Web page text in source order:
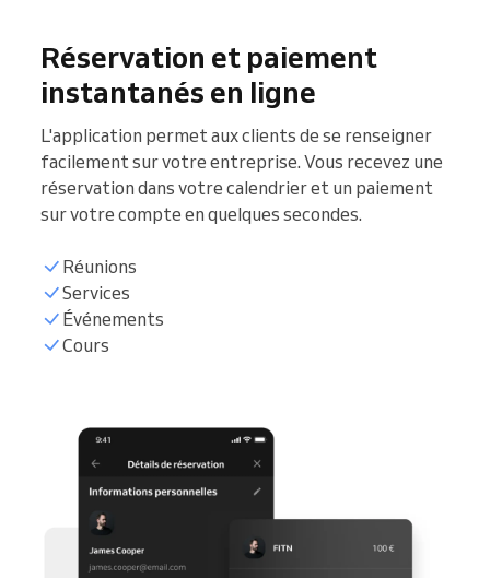
Réservation et paiement
instantanés en ligne
L'application permet aux clients de se renseigner
facilement sur votre entreprise. Vous recevez une
réservation dans votre calendrier et un paiement
sur votre compte en quelques secondes.
Réunions
Services
Événements
Cours